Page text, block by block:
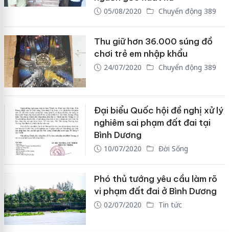
05/08/2020 Chuyển động 389
Thu giữ hơn 36.000 súng đồ
chơi trẻ em nhập khẩu
24/07/2020 Chuyển động 389
Đại biểu Quốc hội đề nghị xử lý
nghiêm sai phạm đất đai tại
Bình Dương
10/07/2020 Đời Sống
Phó thủ tướng yêu cầu làm rõ
vi phạm đất đai ở Bình Dương
02/07/2020 Tin tức